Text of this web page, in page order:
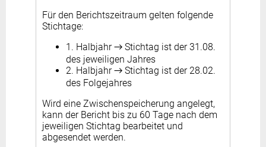
Für den Berichtszeitraum gelten folgende
Stichtage:
1. Halbjahr → Stichtag ist der 31.08.
des jeweiligen Jahres
2. Halbjahr → Stichtag ist der 28.02.
des Folgejahres
Wird eine Zwischenspeicherung angelegt,
kann der Bericht bis zu 60 Tage nach dem
jeweiligen Stichtag bearbeitet und
abgesendet werden.